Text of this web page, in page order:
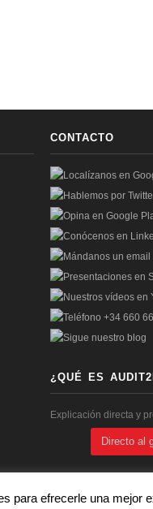
CONTACTO
¿QUÉ ES
Explicación directa y
Directo al
para efrecerle una mejor